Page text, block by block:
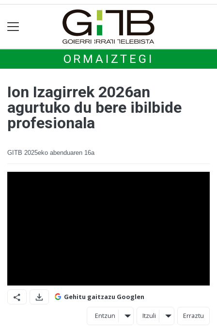
ORMAIZTEGI
Ion Izagirrek 2026an
agurtuko du bere ibilbide
profesionala
GITB 2025eko abenduaren 16a
Gehitu gaitzazu Googlen
Entzun Itzuli Erraztu